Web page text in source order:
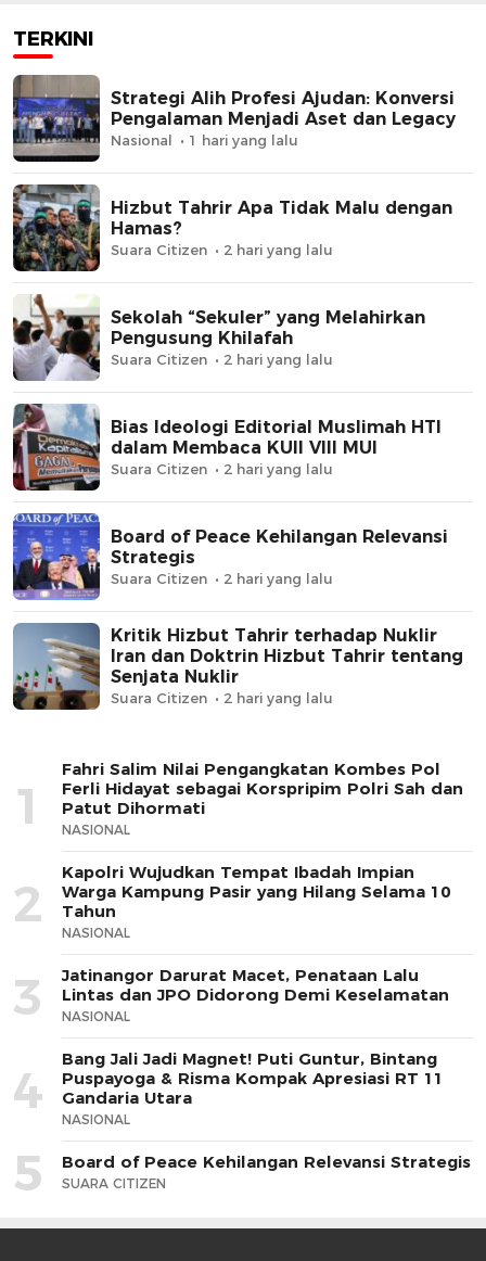
TERKINI
Strategi Alih Profesi Ajudan: Konversi
Pengalaman Menjadi Aset dan Legacy
Nasional 1 hari yang lalu
Hizbut Tahrir Apa Tidak Malu dengan
Hamas?
Suara Citizen 2 hari yang lalu
Sekolah “Sekuler” yang Melahirkan
Pengusung Khilafah
Suara Citizen 2 hari yang lalu
Bias Ideologi Editorial Muslimah HTI
dalam Membaca KUII VIII MUI
Suara Citizen 2 hari yang lalu
Board of Peace Kehilangan Relevansi
Strategis
Suara Citizen 2 hari yang lalu
Kritik Hizbut Tahrir terhadap Nuklir
Iran dan Doktrin Hizbut Tahrir tentang
Senjata Nuklir
Suara Citizen 2 hari yang lalu
1
Fahri Salim Nilai Pengangkatan Kombes Pol
Ferli Hidayat sebagai Korspripim Polri Sah dan
Patut Dihormati
NASIONAL
2
Kapolri Wujudkan Tempat Ibadah Impian
Warga Kampung Pasir yang Hilang Selama 10
Tahun
NASIONAL
3
Jatinangor Darurat Macet, Penataan Lalu
Lintas dan JPO Didorong Demi Keselamatan
NASIONAL
4
Bang Jali Jadi Magnet! Puti Guntur, Bintang
Puspayoga & Risma Kompak Apresiasi RT 11
Gandaria Utara
NASIONAL
5 Board of Peace Kehilangan Relevansi Strategis
SUARA CITIZEN